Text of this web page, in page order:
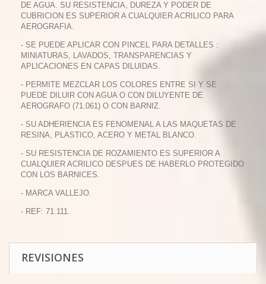
DE AGUA. SU RESISTENCIA, DUREZA Y PODER DE
CUBRICION ES SUPERIOR A CUALQUIER ACRILICO PARA
AEROGRAFIA.
- SE PUEDE APLICAR CON PINCEL PARA DETALLES :
MINIATURAS, LAVADOS, TRANSPARENCIAS Y
APLICACIONES EN CAPAS DILUIDAS.
- PERMITE MEZCLAR LOS COLORES ENTRE SI Y SE
PUEDE DILUIR CON AGUA O CON DILUYENTE DE
AEROGRAFO (71.061) O CON BARNIZ.
- SU ADHERIENCIA ES FENOMENAL A LAS MAQUETAS DE
RESINA, PLASTICO, ACERO Y METAL BLANCO.
- SU RESISTENCIA DE ROZAMIENTO ES SUPERIOR A
CUALQUIER ACRILICO DESPUES DE HABERLO PROTEGIDO
CON LOS BARNICES.
- MARCA VALLEJO.
- REF: 71.111.
REVISIONES